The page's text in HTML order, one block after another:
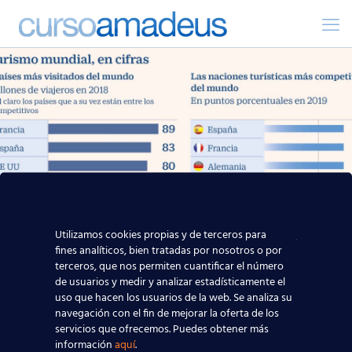
Utilizamos cookies propias y de terceros para
fines analíticos, bien tratadas por nosotros o por
terceros, que nos permiten cuantificar el número
de usuarios y medir y analizar estadísticamente el
uso que hacen los usuarios de la web. Se analiza su
navegación con el fin de mejorar la oferta de los
servicios que ofrecemos. Puedes obtener más
informaciónaquí.